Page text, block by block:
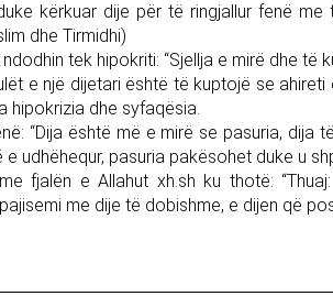
kërkuar dije për të ringjallur fenë
dhe Tirmidhi)
ndodhin tek hipokriti: “Sjellja e mirë dhe të
e një dijetari është të kuptojë se
hipokrizia dhe syfaqësia.
“Dija është më e mirë se pasuria, dija
e udhëhequr, pasuria pakësohet duke u
fjalën e Allahut xh.sh ku thotë:
me dije të dobishme, e dijen që